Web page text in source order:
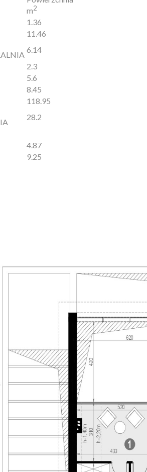
m2
1.36
11.46
6.14
2.3
5.6
8.45
118.95
28.2
4.87
9.25